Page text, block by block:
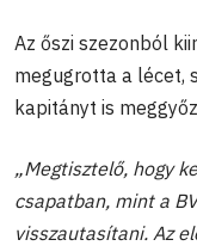
Az őszi szezonból
megugrotta a lécet,
kapitányt is
„Megtisztelő, hogy
csapatban, mint a
visszautasítani. Az